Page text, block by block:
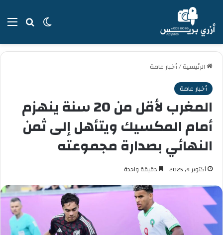
بحثالوضع
الرئيسية/أخبار عامة
أخبار عامة
المغرب لأقل من 20 سنة ينهزم
أمام المكسيك ويتأهل إلى ثمن
النهائي بصدارة مجموعته
أكتوبر 4, 2025 دقيقة واحدة